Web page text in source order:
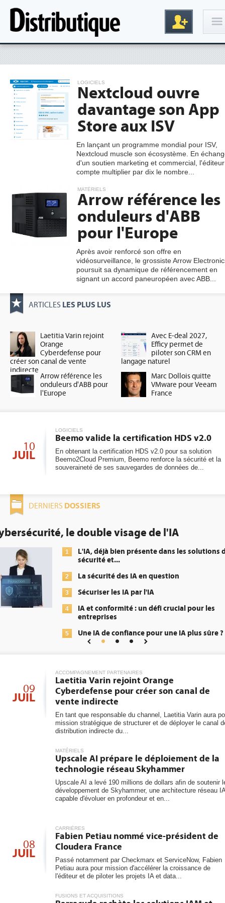
Inscription
gratuite
LOGICIELS
Nextcloud ouvre
davantage son App
Store aux ISV
En lançant un programme mondial pour ISV,
Nextcloud muscle son écosystème. En
d'un soutien marketing et commercial, l'éditeur
compte multiplier par dix le nombre...
MATÉRIELS
Arrow référence les
onduleurs d'ABB
pour l'Europe
Après avoir renforcé son offre en
vidéosurveillance, le grossiste Arrow
poursuit sa dynamique de référencement en
signant un accord paneuropéen avec ABB...
ARTICLES LES PLUS LUS
Laetitia Varin rejoint
Orange
Cyberdefense pour
créer son canal de vente
indirecte
Avec E-deal 2027,
Efficy permet de
piloter son CRM en
langage naturel
Arrow référence les
onduleurs d'ABB pour
l'Europe
Marc Dollois quitte
VMware pour Veeam
France
10
JUIL
LOGICIELS
Beemo valide la certification HDS v2.0
En obtenant la certification HDS v2.0 pour sa solution
Beemo2Cloud Premium, Beemo renforce la sécurité et la
souveraineté de ses sauvegardes de données de...
DERNIERS DOSSIERS
l'IA
dans les solutions de
question
crucial pour les
une IA plus sûre ?
DEE: l'efficacité
obligation pour les
3
Un
4 Phocea DC
les...
09
JUIL
ACCOMPAGNEMENT PARTENAIRES
Laetitia Varin rejoint Orange
Cyberdefense pour créer son canal de
vente indirecte
En tant que responsable du channel, Laetitia Varin aura
mission stratégique de structurer et de déployer le canal
distribution indirecte du...
MATÉRIELS
Upscale AI prépare le déploiement de la
technologie réseau Skyhammer
Upscale AI a levé 190 millions de dollars afin de soutenir
développement de Skyhammer, une architecture réseau IA
capable d'évoluer en profondeur et en...
08
JUIL
CARRIÈRES
Fabien Petiau nommé vice-président de
Cloudera France
Passé notamment par Checkmarx et ServiceNow, Fabien
Petiau aura pour mission d'accélérer la croissance de
l'éditeur et de piloter les projets IA et data...
FUSIONS ET ACQUISITIONS